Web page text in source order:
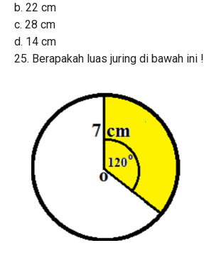
b. 22 cm
c. 28 cm
d. 14 cm
25. Berapakah luas juring di bawah ini !